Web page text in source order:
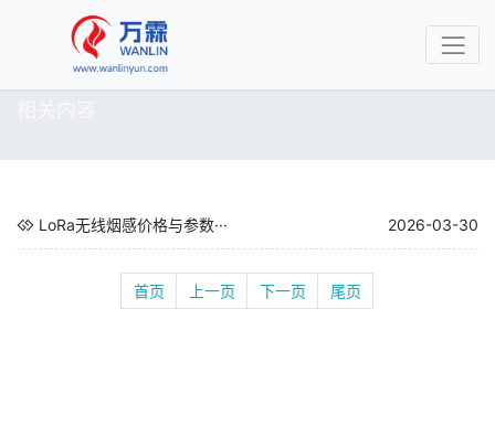
LoRa无线烟感价格与参数··· 2026-03-30
首页 上一页 下一页 尾页